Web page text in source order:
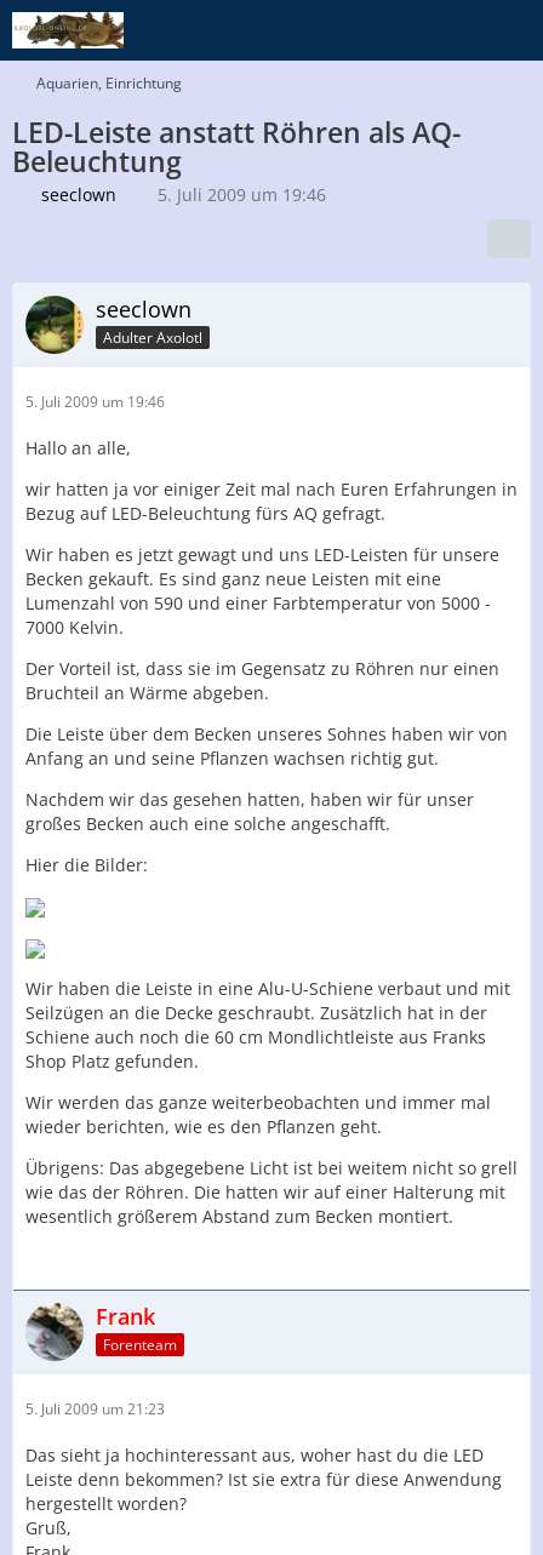
Aquarien, Einrichtung
LED-Leiste anstatt Röhren als AQ-
Beleuchtung
seeclown 5. Juli 2009 um 19:46
seeclown
Adulter Axolotl
5. Juli 2009 um 19:46
Hallo an alle,
wir hatten ja vor einiger Zeit mal nach Euren Erfahrungen in
Bezug auf LED-Beleuchtung fürs AQ gefragt.
Wir haben es jetzt gewagt und uns LED-Leisten für unsere
Becken gekauft. Es sind ganz neue Leisten mit eine
Lumenzahl von 590 und einer Farbtemperatur von 5000 -
7000 Kelvin.
Der Vorteil ist, dass sie im Gegensatz zu Röhren nur einen
Bruchteil an Wärme abgeben.
Die Leiste über dem Becken unseres Sohnes haben wir von
Anfang an und seine Pflanzen wachsen richtig gut.
Nachdem wir das gesehen hatten, haben wir für unser
großes Becken auch eine solche angeschafft.
Hier die Bilder:
Wir haben die Leiste in eine Alu-U-Schiene verbaut und mit
Seilzügen an die Decke geschraubt. Zusätzlich hat in der
Schiene auch noch die 60 cm Mondlichtleiste aus Franks
Shop Platz gefunden.
Wir werden das ganze weiterbeobachten und immer mal
wieder berichten, wie es den Pflanzen geht.
Übrigens: Das abgegebene Licht ist bei weitem nicht so grell
wie das der Röhren. Die hatten wir auf einer Halterung mit
wesentlich größerem Abstand zum Becken montiert.
Frank
Forenteam
5. Juli 2009 um 21:23
Das sieht ja hochinteressant aus, woher hast du die LED
Leiste denn bekommen? Ist sie extra für diese Anwendung
hergestellt worden?
Gruß,